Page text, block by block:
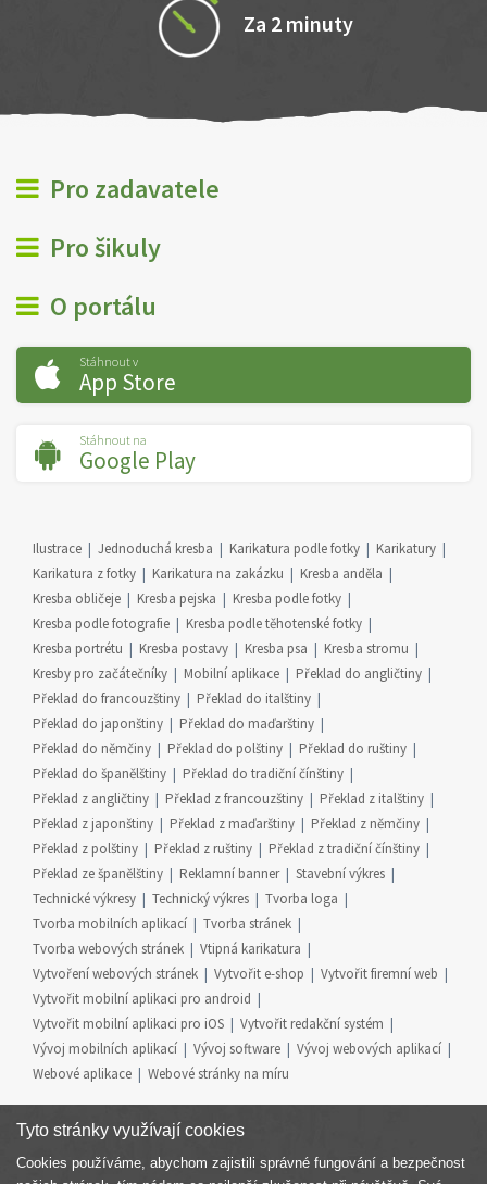
Za 2 minuty
Pro zadavatele
Pro šikuly
O portálu
Stáhnout v
App Store
Stáhnout na
Google Play
Ilustrace Jednoduchá kresba Karikatura podle fotky
Karikatury
Karikatura z fotky
Karikatura na zakázku
Kresba anděla
Kresba obličeje
Kresba pejska
Kresba podle fotky
Kresba podle fotografie
Kresba podle těhotenské fotky
Kresba portrétu
Kresba postavy Kresba psa
Kresba stromu
Kresby pro začátečníky
Mobilní aplikace
Překlad do angličtiny
Překlad do francouzštiny
Překlad do italštiny
Překlad do japonštiny
Překlad do maďarštiny
Překlad do němčiny
Překlad do polštiny
Překlad do ruštiny
Překlad do španělštiny
Překlad do tradiční čínštiny
Překlad z angličtiny
Překlad z francouzštiny
Překlad z italštiny
Překlad z japonštiny
Překlad z maďarštiny
Překlad z němčiny
Překlad z polštiny
Překlad z ruštiny
Překlad z tradiční čínštiny
Překlad ze španělštiny
Reklamní banner
Stavební výkres
Technické výkresy
Technický výkres
Tvorba loga
Tvorba mobilních aplikací
Tvorba stránek
Tvorba webových stránek
Vtipná karikatura
Vytvoření webových stránek
Vytvořit e-shop
Vytvořit firemní web
Vytvořit mobilní aplikaci pro android
Vytvořit mobilní aplikaci pro iOS
Vytvořit redakční systém
Vývoj mobilních aplikací
Vývoj software
Vývoj webových aplikací
Webové aplikace
Webové stránky na míru
Tyto stránky využívají cookies
Cookies používáme, abychom zajistili správné fungování a bezpečnost